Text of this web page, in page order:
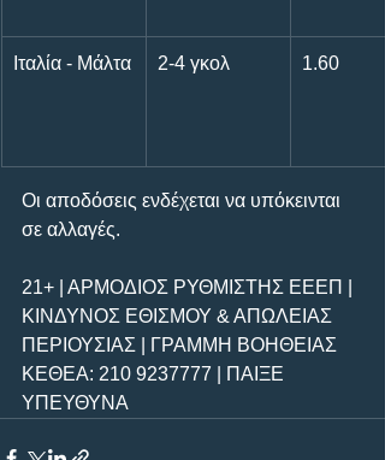
Ιταλία - Μάλτα 2-4 γκολ 1.60
Οι αποδόσεις ενδέχεται να υπόκεινται
σε αλλαγές.
21+ | ΑΡΜΟΔΙΟΣ ΡΥΘΜΙΣΤΗΣ ΕΕΕΠ |
ΚΙΝΔΥΝΟΣ ΕΘΙΣΜΟΥ & ΑΠΩΛΕΙΑΣ
ΠΕΡΙΟΥΣΙΑΣ | ΓΡΑΜΜΗ ΒΟΗΘΕΙΑΣ
ΚΕΘΕΑ: 210 9237777 | ΠΑΙΞΕ
ΥΠΕΥΘΥΝΑ